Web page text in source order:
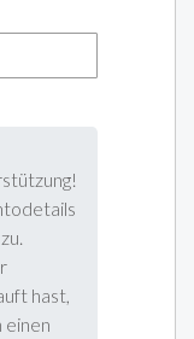
hast,
einen